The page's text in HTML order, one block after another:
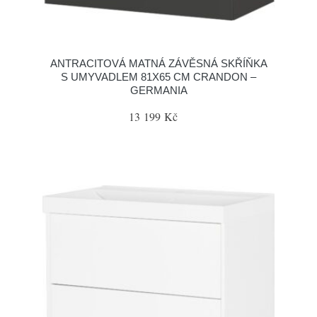
ANTRACITOVÁ MATNÁ ZÁVĚSNÁ SKŘÍŇKA
S UMYVADLEM 81X65 CM CRANDON –
GERMANIA
13 199 Kč